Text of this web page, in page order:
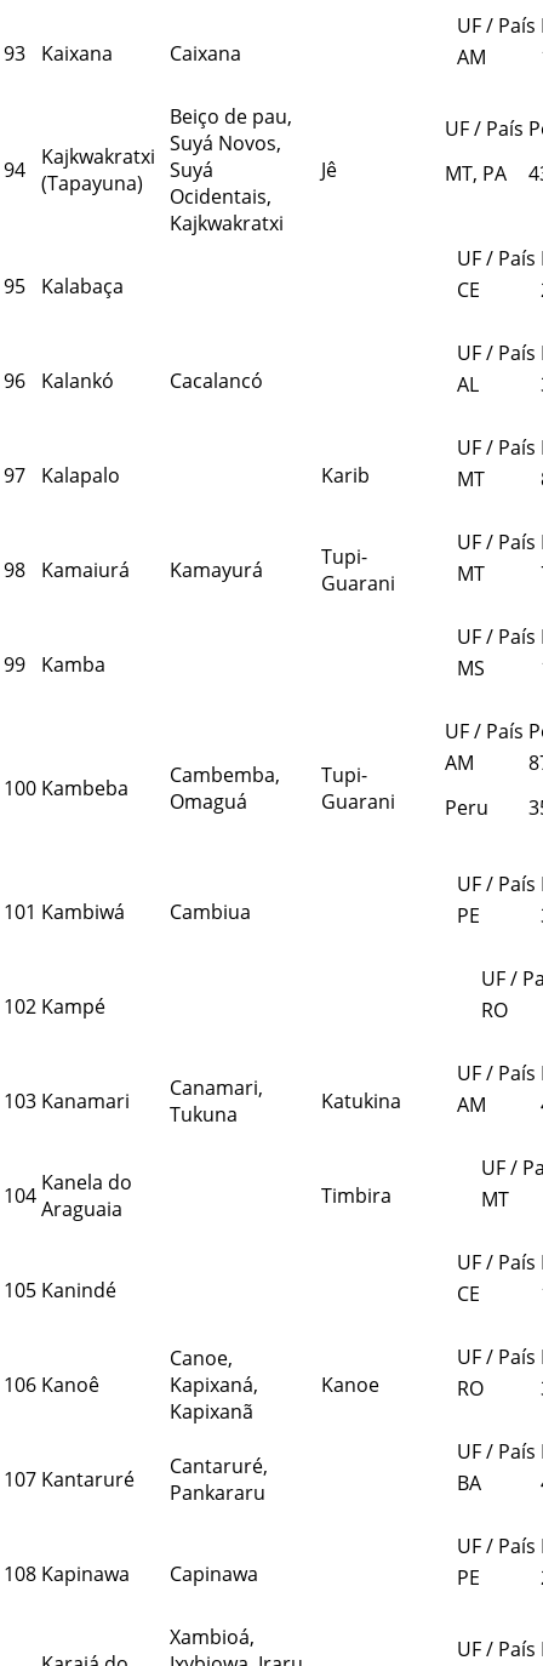
93 Kaixana Caixana
UF / País
AM
94
Kajkwakratxi
(Tapayuna)
Beiço de pau,
Suyá Novos,
Suyá
Ocidentais,
Kajkwakratxi
Jê
UF / País
MT, PA
95 Kalabaça
UF / País
CE
96 Kalankó Cacalancó
UF / País
AL
97 Kalapalo Karib
UF / País
MT
98 Kamaiurá Kamayurá
Tupi-
Guarani
UF / País
MT
99 Kamba
UF / País
MS
100 Kambeba
Cambemba,
Omaguá
Tupi-
Guarani
UF / País
AM
Peru
101 Kambiwá Cambiua
UF / País
PE
102 Kampé
UF /
RO
103 Kanamari
Canamari,
Tukuna
Katukina
UF / País
AM
104 Kanela do
Araguaia
Timbira
UF /
MT
105 Kanindé
UF / País
CE
106 Kanoê
Canoe,
Kapixaná,
Kapixanã
Kanoe
UF / País
RO
107 Kantaruré
Cantaruré,
Pankararu
UF / País
BA
108 Kapinawa Capinawa
UF / País
PE
Xambioá,
UF / País